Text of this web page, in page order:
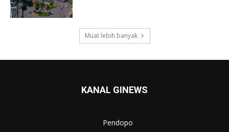
Muat lebih banyak
KANAL GINEWS
Pendopo